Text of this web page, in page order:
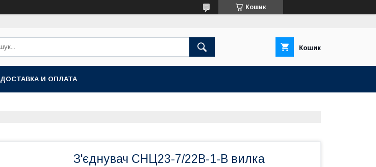
Кошик
Кошик
ДОСТАВКА И ОПЛАТА
З'єднувач СНЦ23-7/22В-1-В вилка